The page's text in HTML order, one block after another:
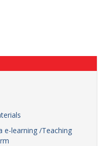
e-learning /Teaching